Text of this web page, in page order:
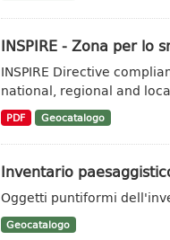
INSPIRE - Zona per lo
INSPIRE Directive
national, regional and
PDF Geocatalogo
Inventario
Oggetti puntiformi
Geocatalogo